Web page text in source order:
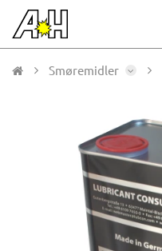
Smøremidler